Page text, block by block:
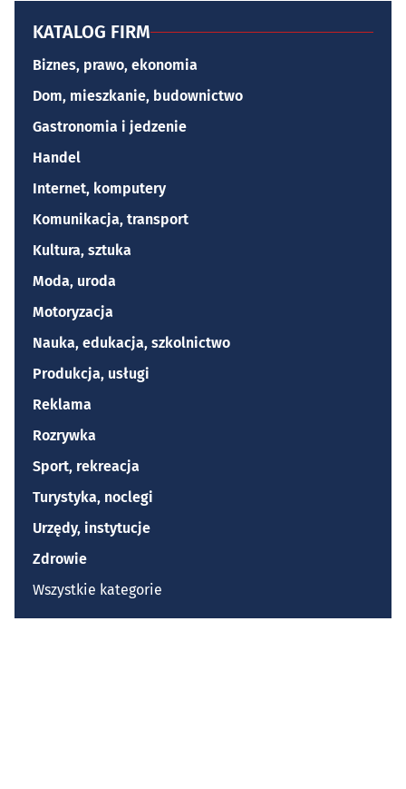
KATALOG FIRM
Biznes, prawo, ekonomia
Dom, mieszkanie, budownictwo
Gastronomia i jedzenie
Handel
Internet, komputery
Komunikacja, transport
Kultura, sztuka
Moda, uroda
Motoryzacja
Nauka, edukacja, szkolnictwo
Produkcja, usługi
Reklama
Rozrywka
Sport, rekreacja
Turystyka, noclegi
Urzędy, instytucje
Zdrowie
Wszystkie kategorie